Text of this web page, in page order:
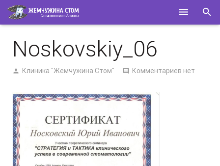
О НАС
СПЕЦИАЛИСТЫ
КОНТАКТЫ
ПОЛЕЗНОЕ
Noskovskiy_06
Клиника "Жемчужина Стом" Комментариев нет